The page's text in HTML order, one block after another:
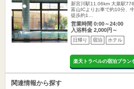
新宮川駅11.06km 大泉駅
富山ICよりお車で約10分、
徒歩約1…
営業時間 0:00～24:00
入浴料金 2,000円～
日帰り 宿泊 ホテル
楽天トラベルの宿泊プラン
関連情報から探す